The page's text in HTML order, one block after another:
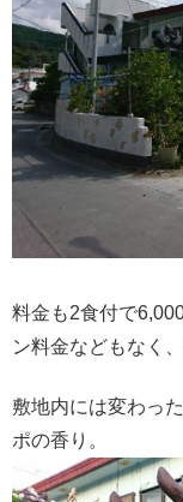
料金も2食付で
ン料金などもなく
敷地内には変わっ
ポの香り。